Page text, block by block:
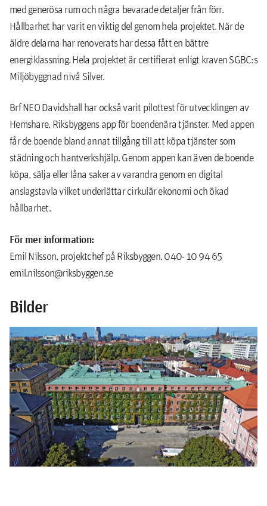
med generösa rum och några bevarade detaljer från förr.
Hållbarhet har varit en viktig del genom hela projektet. När de
äldre delarna har renoverats har dessa fått en bättre
energiklassning. Hela projektet är certifierat enligt kraven SGBC:s
Miljöbyggnad nivå Silver.
Brf NEO Davidshall har också varit pilottest för utvecklingen av
Hemshare, Riksbyggens app för boendenära tjänster. Med appen
får de boende bland annat tillgång till att köpa tjänster som
städning och hantverkshjälp. Genom appen kan även de boende
köpa, sälja eller låna saker av varandra genom en digital
anslagstavla vilket underlättar cirkulär ekonomi och ökad
hållbarhet.
För mer information:
Emil Nilsson, projektchef på Riksbyggen, 040- 10 94 65
emil.nilsson@riksbyggen.se
Bilder